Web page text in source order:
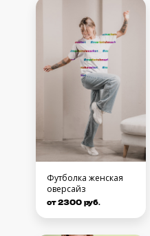
Футболка женская
оверсайз
от 2300 руб.